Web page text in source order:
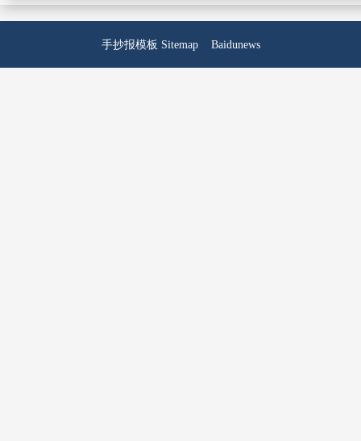
手抄报模板 Sitemap Baidunews